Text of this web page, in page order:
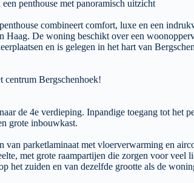
penthouse met panoramisch uitzicht
combineert comfort, luxe en een
De woning beschikt over een
en is gelegen in het hart van
centrum Bergschenhoek!
de 4e verdieping. Inpandige toegang tot het
grote inbouwkast.
van parketlaminaat met vloerverwarming en
met grote raampartijen die zorgen voor
het zuiden en van dezelfde grootte als de